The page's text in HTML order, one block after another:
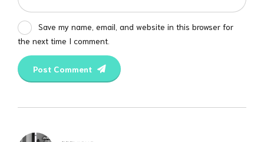
Save my name, email, and website in this browser for
the next time I comment.
Post Comment